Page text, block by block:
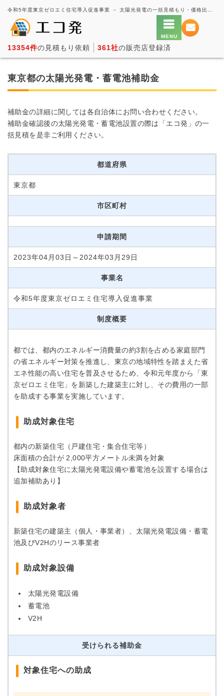
13354件の見積もり依頼 361社の販売店登録済
東京都の太陽光発電・蓄電池補助金
補助金の詳細に関しては各自治体にお問い合わせください。
補助金確認後の太陽光発電・蓄電池設置の際は「エコ発」の一
括見積を是非ご利用ください。
都道府県
東京都
市区町村
申請期間
2023年04月03日～2024年03月29日
事業名
令和5年度東京ゼロエミ住宅導入促進事業
制度概要
都では、都内のエネルギー消費量の約3割を占める家庭部門
の省エネルギー対策を推進し、東京の地域特性を踏まえた省
エネ性能の高い住宅を普及させるため、令和元年度から「東
京ゼロエミ住宅」を新築した建築主に対し、その費用の一部
を助成する事業を実施しています。
助成対象住宅
都内の新築住宅（戸建住宅・集合住宅等）
床面積の合計が 2,000平方メートル未満を対象
【助成対象住宅に太陽光発電設備や蓄電池を設置する場合は
追加補助あり】
助成対象者
新築住宅の建築主（個人・事業者）、太陽光発電設備・蓄電
池及びV2Hのリース事業者
助成対象設備
太陽光発電設備
蓄電池
V2H
受けられる補助金
対象住宅への助成